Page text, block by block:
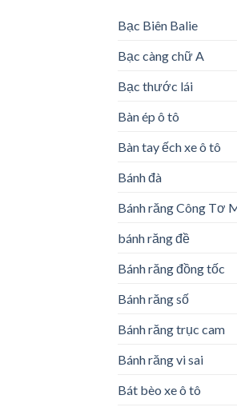
Bạc Biên Balie
Bạc càng chữ A
Bạc thước lái
Bàn ép ô tô
Bàn tay ếch xe ô tô
Bánh đà
Bánh răng Công Tơ
bánh răng đề
Bánh răng đồng tốc
Bánh răng số
Bánh răng trục cam
Bánh răng vi sai
Bát bèo xe ô tô